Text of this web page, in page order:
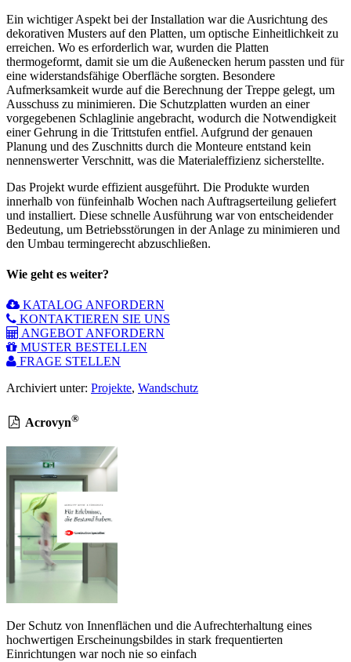
Ein wichtiger Aspekt bei der Installation war die Ausrichtung des
dekorativen Musters auf den Platten, um optische Einheitlichkeit zu
erreichen. Wo es erforderlich war, wurden die Platten
thermogeformt, damit sie um die Außenecken herum passten und für
eine widerstandsfähige Oberfläche sorgten. Besondere
Aufmerksamkeit wurde auf die Berechnung der Treppe gelegt, um
Ausschuss zu minimieren. Die Schutzplatten wurden an einer
vorgegebenen Schlaglinie angebracht, wodurch die Notwendigkeit
einer Gehrung in die Trittstufen entfiel. Aufgrund der genauen
Planung und des Zuschnitts durch die Monteure entstand kein
nennenswerter Verschnitt, was die Materialeffizienz sicherstellte.
Das Projekt wurde effizient ausgeführt. Die Produkte wurden
innerhalb von fünfeinhalb Wochen nach Auftragserteilung geliefert
und installiert. Diese schnelle Ausführung war von entscheidender
Bedeutung, um Betriebsstörungen in der Anlage zu minimieren und
den Umbau termingerecht abzuschließen.
Wie geht es weiter?
KATALOG ANFORDERN
KONTAKTIEREN SIE UNS
ANGEBOT ANFORDERN
MUSTER BESTELLEN
FRAGE STELLEN
Archiviert unter: Projekte, Wandschutz
Acrovyn®
Der Schutz von Innenflächen und die Aufrechterhaltung eines
hochwertigen Erscheinungsbildes in stark frequentierten
Einrichtungen war noch nie so einfach